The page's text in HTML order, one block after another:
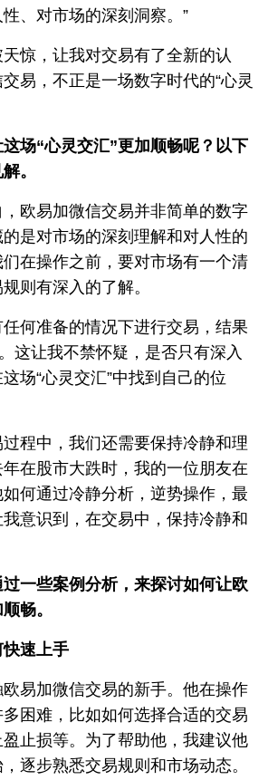
、对市场的深刻洞察。”
惊，让我对交易有了全新的认
易，不正是一场数字时代的“心灵
场“心灵交汇”更加顺畅呢？以下
。
欧易加微信交易并非简单的数字
是对市场的深刻理解和对人性的
在操作之前，要对市场有一个清
则有深入的了解。
何准备的情况下进行交易，结果
这让我不禁怀疑，是否只有深入
场“心灵交汇”中找到自己的位
程中，我们还需要保持冷静和理
在股市大跌时，我的一位朋友在
何通过冷静分析，逆势操作，最
意识到，在交易中，保持冷静和
一些案例分析，来探讨如何让欧
畅。
速上手
易加微信交易的新手。他在操作
困难，比如如何选择合适的交易
止损等。为了帮助他，我建议他
逐步熟悉交易规则和市场动态。